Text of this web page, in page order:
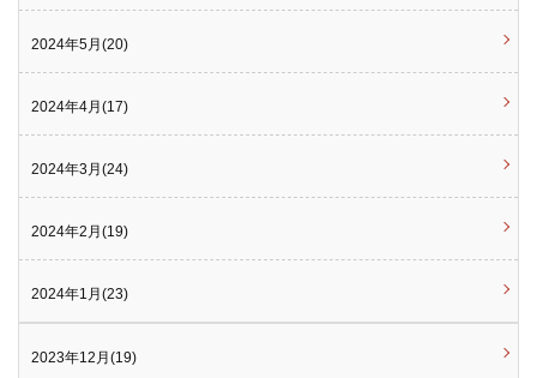
2024年5月(20)
2024年4月(17)
2024年3月(24)
2024年2月(19)
2024年1月(23)
2023年12月(19)